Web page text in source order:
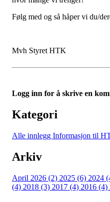
Følg med og så håper vi du/
Mvh Styret HTK
Logg inn for å skrive en
Kategori
Alle innlegg Informasjon til
Arkiv
April 2026 (2) 2025 (6) 2024
(4) 2018 (3) 2017 (4) 2016 (4)